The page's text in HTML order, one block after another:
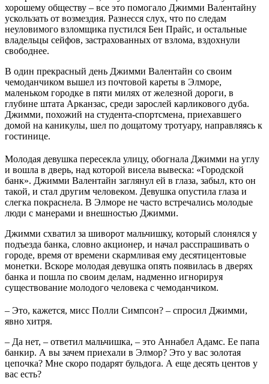
хорошему обществу – все это помогало Джимми Валентайну
ускользать от возмездия. Разнесся слух, что по следам
неуловимого взломщика пустился Бен Прайс, и остальные
владельцы сейфов, застрахованных от взлома, вздохнули
свободнее.
В один прекрасный день Джимми Валентайн со своим
чемоданчиком вышел из почтовой кареты в Элморе,
маленьком городке в пяти милях от железной дороги, в
глубине штата Арканзас, среди зарослей карликового дуба.
Джимми, похожий на студента-спортсмена, приехавшего
домой на каникулы, шел по дощатому тротуару, направляясь к
гостинице.
Молодая девушка пересекла улицу, обогнала Джимми на углу
и вошла в дверь, над которой висела вывеска: «Городской
банк». Джимми Валентайн заглянул ей в глаза, забыл, кто он
такой, и стал другим человеком. Девушка опустила глаза и
слегка покраснела. В Элморе не часто встречались молодые
люди с манерами и внешностью Джимми.
Джимми схватил за шиворот мальчишку, который слонялся у
подъезда банка, словно акционер, и начал расспрашивать о
городе, время от времени скармливая ему десятицентовые
монетки. Вскоре молодая девушка опять появилась в дверях
банка и пошла по своим делам, надменно игнорируя
существование молодого человека с чемоданчиком.
– Это, кажется, мисс Полли Симпсон? – спросил Джимми,
явно хитря.
– Да нет, – ответил мальчишка, – это Аннабел Адамс. Ее папа
банкир. А вы зачем приехали в Элмор? Это у вас золотая
цепочка? Мне скоро подарят бульдога. А еще десять центов у
вас есть?